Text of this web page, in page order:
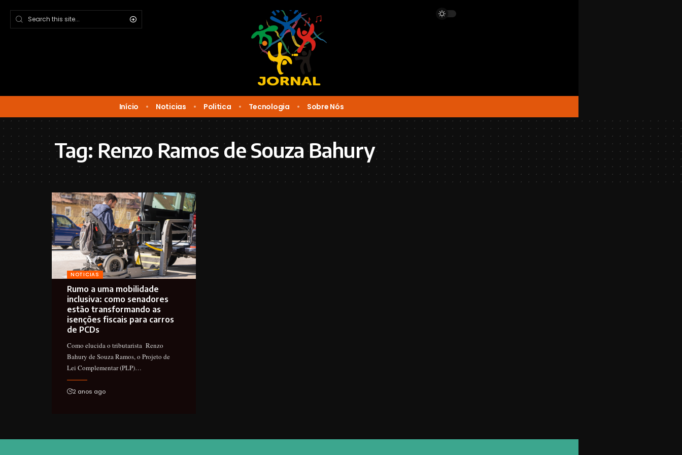
Início Noticias Politica Tecnologia Sobre Nós
Tag:Renzo Ramos de Souza Bahury
NOTICIAS
Rumo a uma mobilidade
inclusiva: como senadores
estão transformando as
isenções fiscais para carros
de PCDs
Como elucida o tributarista Renzo
Bahury de Souza Ramos, o Projeto de
Lei Complementar (PLP)…
2 anos ago